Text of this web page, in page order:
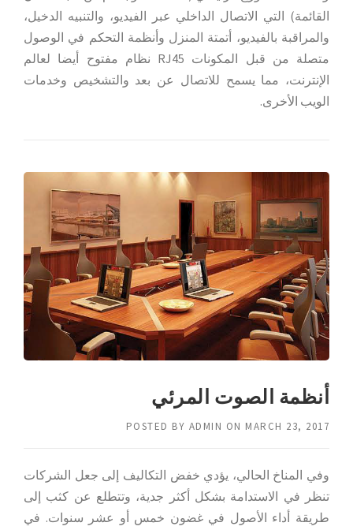
القائمة) التي الاتصال الداخلي عبر الفيديو، والتنبيه الدخيل،
والمراقبة بالفيديو، أتمتة المنزل وأنظمة التحكم في الوصول
متصلة من قبل المكونات RJ45 نظام مفتوح أيضا لعالم
الإنترنت، مما يسمح للاتصال عن بعد والتشخيص وخدمات
الويب الأخرى.
أنظمة الصوت المرئي
POSTED BY ADMIN ON MARCH 23, 2017
وفي المناخ الحالي، يؤدي خفض التكاليف إلى جعل الشركات
تنظر في الاستدامة بشكل أكثر جدية، وتتطلع عن كثب إلى
طريقة أداء الأصول في غضون خمس أو عشر سنوات. في